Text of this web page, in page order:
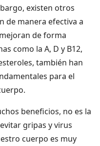
existen otros
de manera efectiva a
de forma
como la A, D y B12,
también han
para el
beneficios, no es la
gripas y virus
cuerpo es muy